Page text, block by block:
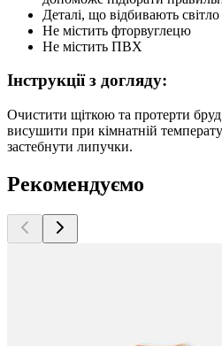
Деталі, що відбивають світло
Не містить фторвуглецю
Не містить ПВХ
Інструкції з догляду:
Очистити щіткою та протерти
висушити при кімнатній
застебнути липучки.
Рекомендуємо